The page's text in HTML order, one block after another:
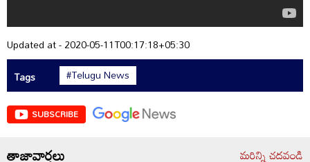
Updated at - 2020-05-11T00:17:18+05:30
Tags
#Telugu News
SUBSCRIBE
తాజావార్తలు మరిన్ని చదవండి